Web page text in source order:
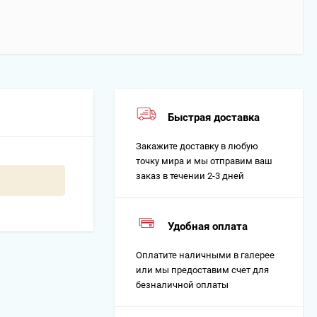
Быстрая доставка
Закажите доставку в любую
точку мира и мы отправим ваш
заказ в течении 2-3 дней
Удобная оплата
Оплатите наличными в галерее
или мы предоставим счет для
безналичной оплаты